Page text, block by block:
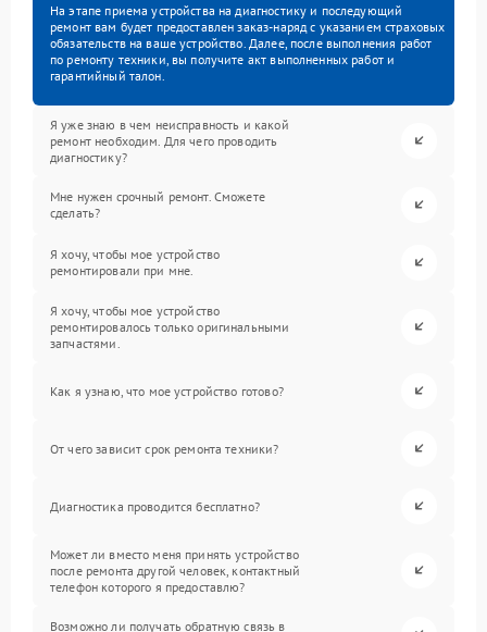
На этапе приема устройства на диагностику и последующий
ремонт вам будет предоставлен заказ-наряд с указанием страховых
обязательств на ваше устройство. Далее, после выполнения работ
по ремонту техники, вы получите акт выполненных работ и
гарантийный талон.
Я уже знаю в чем неисправность и какой
ремонт необходим. Для чего проводить
диагностику?
Мне нужен срочный ремонт. Сможете
сделать?
Я хочу, чтобы мое устройство
ремонтировали при мне.
Я хочу, чтобы мое устройство
ремонтировалось только оригинальными
запчастями.
Как я узнаю, что мое устройство готово?
От чего зависит срок ремонта техники?
Диагностика проводится бесплатно?
Может ли вместо меня принять устройство
после ремонта другой человек, контактный
телефон которого я предоставлю?
Возможно ли получать обратную связь в